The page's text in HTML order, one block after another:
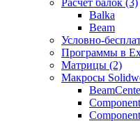
Расчет балок (3)
Balka
Beam
Условно-
Программы в
Матрицы (2)
Макросы